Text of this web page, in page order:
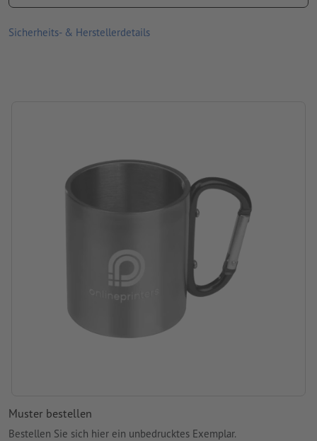
Produktfarben abweichen können
Hinweis: Nicht spülmaschinengeeignet
Verarbeitung: Lasergravur
Gravurstand: links vom Griff
Sicherheits- & Herstellerdetails
Muster bestellen
Bestellen Sie sich hier ein unbedrucktes Exemplar.